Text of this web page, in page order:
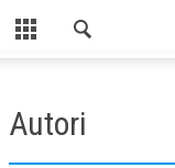
CHI SIAMO
Autori